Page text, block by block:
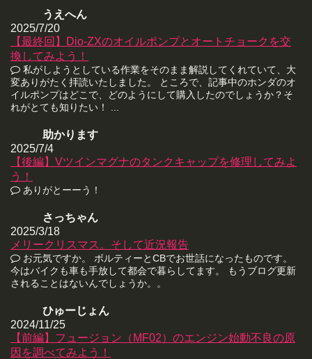
うえへん
2025/7/20
【最終回】Dio-ZXのオイルポンプとオートチョークを交
換してみよう！
私がしようとしている作業をそのまま解説してくれていて、大
変ありがたく拝読いたしました。 ところで、記事中のホンダのオ
イルポンプはどこで、どのようにして購入したのでしょうか？そ
れがとても知りたい！ ...
助かります
2025/7/4
【後編】Vツインマグナのタンクキャップを修理してみよ
う！
ありがとーーう！
さっちゃん
2025/3/18
メリークリスマス。そして近況報告
お元気ですか。 ボルティーとCBでお世話になったものです。
今はバイクも車も手放して都会で暮らしてます。 もうブログ更新
されることはないんでしょうか。。
ひゅーじょん
2024/11/25
【前編】フュージョン（MF02）のエンジン始動不良の原
因を調べてみよう！